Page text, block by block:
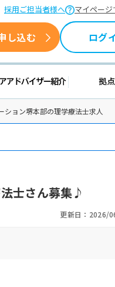
採用ご担当者様へ マイペー
し込む ログ
情報 キャリアア
ション堺本部の理学療法士求人
士さん募集♪
更新日：2026/